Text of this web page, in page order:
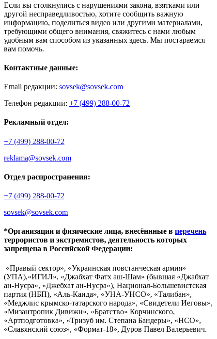
Если вы столкнулись с нарушениями закона, взятками или
другой несправедливостью, хотите сообщить важную
информацию, поделиться видео или другими материалами,
требующими общего внимания, свяжитесь с нами любым
удобным вам способом из указанных здесь. Мы постараемся
вам помочь.
Контактные данные:
Email редакции: sovsek@sovsek.com
Телефон редакции: +7 (499) 288-00-72
Рекламный отдел:
+7 (499) 288-00-72
reklama@sovsek.com
Отдел распространения:
+7 (499) 288-00-72
sovsek@sovsek.com
*Организации и физические лица, внесённные в перечень
террористов и экстремистов, деятельность которых
запрещена в Российской Федерации:
«Правый сектор», «Украинская повстанческая армия»
(УПА),«ИГИЛ», «Джабхат Фатх аш-Шам» (бывшая «Джабхат
ан-Нусра», «Джебхат ан-Нусра»), Национал-Большевистская
партия (НБП), «Аль-Каида», «УНА-УНСО», «Талибан»,
«Меджлис крымско-татарского народа», «Свидетели Иеговы»,
«Мизантропик Дивижн», «Братство» Корчинского,
«Артподготовка», «Тризуб им. Степана Бандеры», «НСО»,
«Славянский союз», «Формат-18», Дуров Павел Валерьевич.